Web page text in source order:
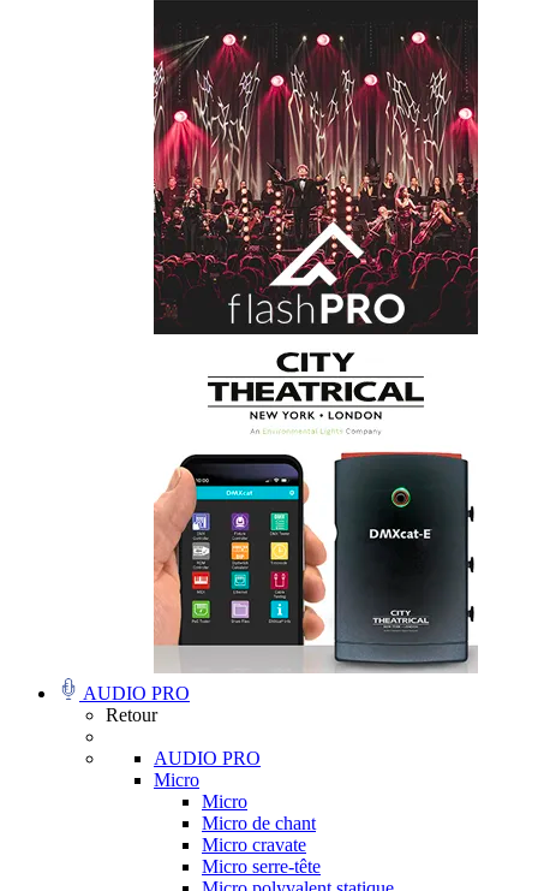
AUDIO PRO
Retour
AUDIO PRO
Micro
Micro
Micro de chant
Micro cravate
Micro serre-tête